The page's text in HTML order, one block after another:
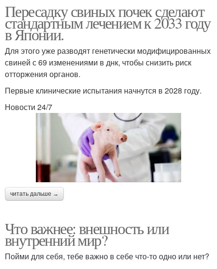
Пересадку свиных почек сделают
стандартным лечением к 2033 году
в Японии.
Для этого уже разводят генетически модифицированных
свиней с 69 изменениями в днк, чтобы снизить риск
отторжения органов.
Первые клинические испытания начнутся в 2028 году.
Новости 24/7
читать дальше →
Что важнее: внешность или
внутренний мир?
Пойми для себя, тебе важно в себе что-то одно или нет?